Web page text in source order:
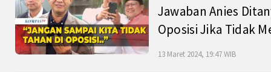
Jawaban Anies
Oposisi Jika Tidak
13 Maret 2024, 19:47 WIB